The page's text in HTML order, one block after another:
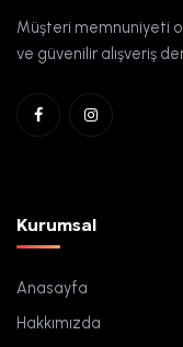
Müşteri memnuniyeti
ve güvenilir alışveriş
Kurumsal
Anasayfa
Hakkımızda